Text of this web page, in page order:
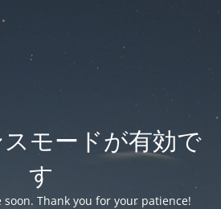
モードが有効で
す
Thank you for your patience!